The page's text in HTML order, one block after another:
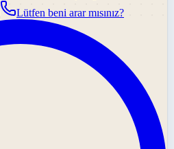
Lütfen beni arar mısınız?